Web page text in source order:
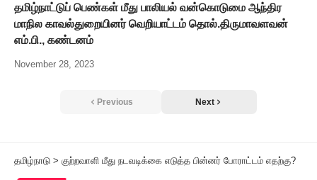
தமிழ்நாட்டுப் பெண்கள் மீது பாலியல் வன்கொடுமை ஆந்திர
மாநில காவல்துறையினர் வெறியாட்டம் தொல்.திருமாவளவன்
எம்.பி., கண்டனம்
November 28, 2023
Previous Next
தமிழ்நாடு > குற்றவாளி மீது நடவடிக்கை எடுத்த பின்னர் போராட்டம் எதற்கு?